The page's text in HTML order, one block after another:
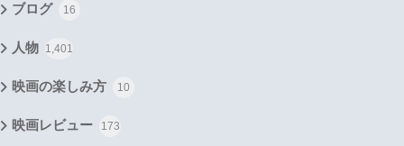
ブログ 16
人物 1,401
映画の楽しみ方 10
映画レビュー 173